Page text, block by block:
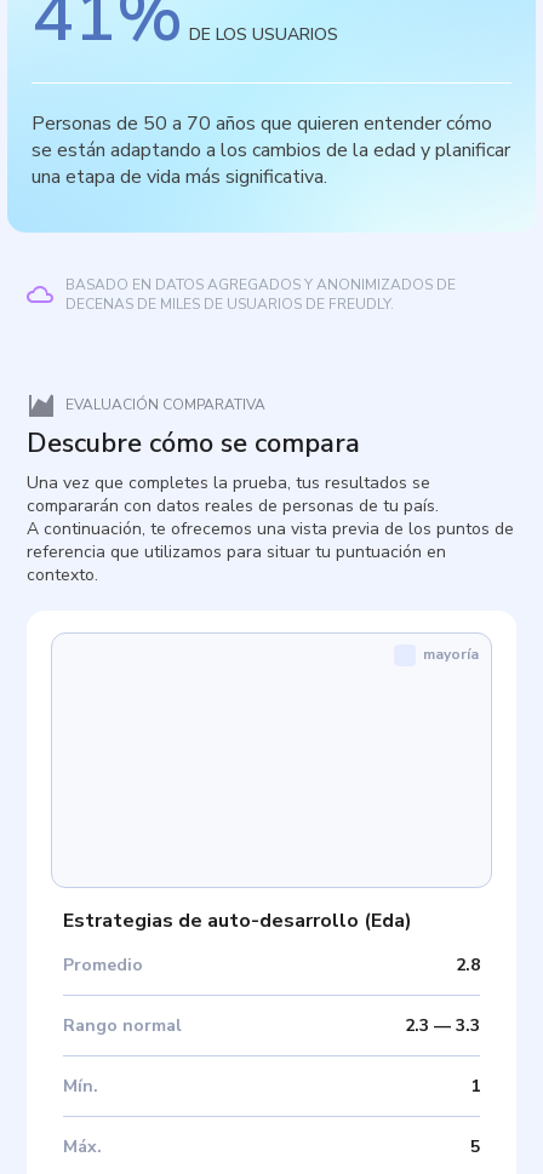
DE LOS USUARIOS
Personas de 50 a 70 años que quieren entender cómo
se están adaptando a los cambios de la edad y planificar
una etapa de vida más significativa.
BASADO EN DATOS AGREGADOS Y ANONIMIZADOS DE
DECENAS DE MILES DE USUARIOS DE FREUDLY.
EVALUACIÓN COMPARATIVA
Descubre cómo se compara
Una vez que completes la prueba, tus resultados se
compararán con datos reales de personas de tu país.
A continuación, te ofrecemos una vista previa de los puntos de
referencia que utilizamos para situar tu puntuación en
contexto.
Estrategias de auto-desarrollo (Eda)
Promedio 2.8
Rango normal 2.3 — 3.3
Mín. 1
Máx. 5
mayoría